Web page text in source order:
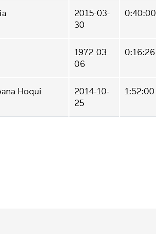
2015-03-
30
0:40:00
1972-03-
06
0:16:26
Hoqui
2014-10-
25
1:52:00